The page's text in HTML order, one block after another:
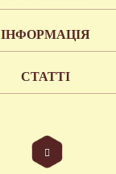
ІНФОРМАЦІЯ
СТАТТІ